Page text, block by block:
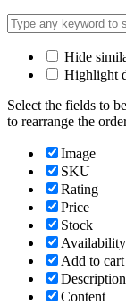
Hide
Highlight
Select the fields to
to rearrange the
Image
SKU
Rating
Price
Stock
Availability
Add to cart
Description
Content